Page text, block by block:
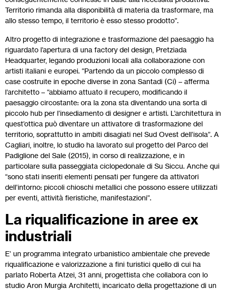
Territorio rimanda alla disponibilità di materia da trasformare, ma
allo stesso tempo, il territorio è esso stesso prodotto”.
Altro progetto di integrazione e trasformazione del paesaggio ha
riguardato l’apertura di una factory del design, Pretziada
Headquarter, legando produzioni locali alla collaborazione con
artisti italiani e europei. “Partendo da un piccolo complesso di
case costruite in epoche diverse in zona Santadi (Ci) – afferma
l’architetto – “abbiamo attuato il recupero, modificando il
paesaggio circostante: ora la zona sta diventando una sorta di
piccolo hub per l’insediamento di designer e artisti. L’architettura in
quest’ottica può diventare un attivatore di trasformazione del
territorio, soprattutto in ambiti disagiati nel Sud Ovest dell’isola”. A
Cagliari, inoltre, lo studio ha lavorato sul progetto del Parco del
Padiglione del Sale (2015), in corso di realizzazione, e in
particolare sulla passeggiata ciclopedonale di Su Siccu. Anche qui
“sono stati inseriti elementi pensati per fungere da attivatori
dell’intorno: piccoli chioschi metallici che possono essere utilizzati
per eventi, attività fieristiche, manifestazioni”.
La riqualificazione in aree ex
industriali
E’ un programma integrato urbanistico ambientale che prevede
riqualificazione e valorizzazione a fini turistici quello di cui ha
parlato Roberta Atzei, 31 anni, progettista che collabora con lo
studio Aron Murgia Architetti, incaricato della progettazione di un